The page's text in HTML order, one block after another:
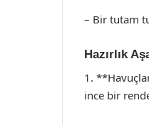
– Bir tutam
Hazırlık
1.
ince bir